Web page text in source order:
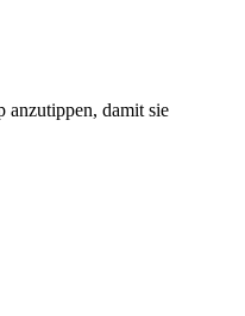
anzutippen, damit sie